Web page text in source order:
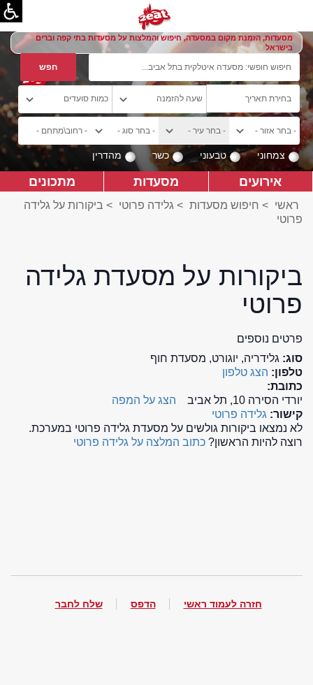
מסעדות, הזמנת מקום במסעדה, חיפוש והמלצות על מסעדות בתי קפה וברים
בישראל
צמחוני טבעוני כשר מהדרין
אירועים מסעדות מתכונים
ראשי > חיפוש מסעדות > גלידה פרוטי > ביקורות על גלידה
פרוטי
ביקורות על מסעדת גלידה
פרוטי
פרטים נוספים
סוג: גלידריה, יוגורט, מסעדת חוף
טלפון: הצג טלפון
כתובת:
יורדי הסירה 10, תל אביב
הצג על המפה
קישור: גלידה פרוטי
לא נמצאו ביקורות גולשים על מסעדת גלידה פרוטי במערכת.
רוצה להיות הראשון? כתוב המלצה על גלידה פרוטי
חזרה לעמוד ראשי הדפס שלח לחבר